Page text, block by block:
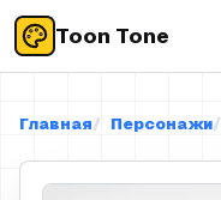
Toon Tone
Главная Персонажи